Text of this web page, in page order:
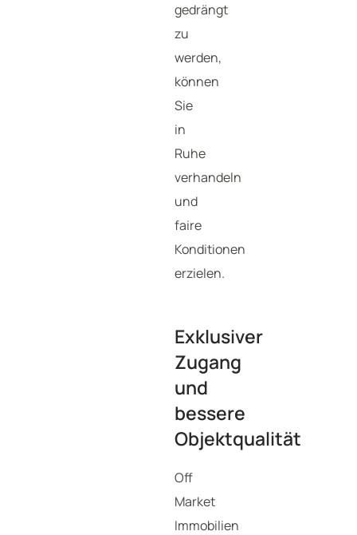
gedrängt
zu
werden,
können
Sie
in
Ruhe
verhandeln
und
faire
Konditionen
erzielen.
Exklusiver
Zugang
und
bessere
Objektqualität
Off
Market
Immobilien